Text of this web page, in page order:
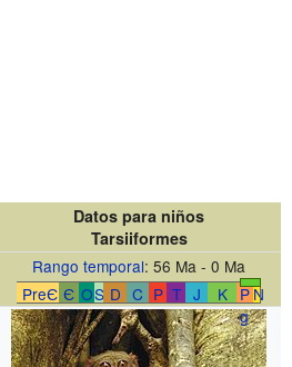
Datos para niños
Tarsiiformes
Rango temporal: 56 Ma - 0 Ma
PreЄ Є OS D C P T J K P
g
N